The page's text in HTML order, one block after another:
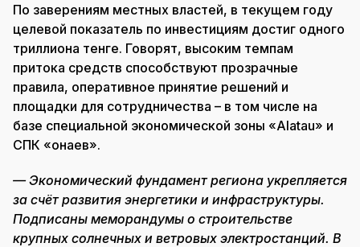
По заверениям местных властей, в текущем году
целевой показатель по инвестициям достиг одного
триллиона тенге. Говорят, высоким темпам
притока средств способствуют прозрачные
правила, оперативное принятие решений и
площадки для сотрудничества – в том числе на
базе специальной экономической зоны «Alatau» и
СПК «Қонаев».
— Экономический фундамент региона укрепляется
за счёт развития энергетики и инфраструктуры.
Подписаны меморандумы о строительстве
крупных солнечных и ветровых электростанций. В